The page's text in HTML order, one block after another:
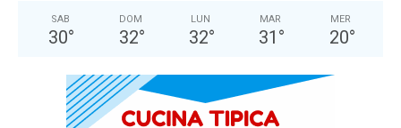
SAB
30°
DOM
32°
LUN
32°
MAR
31 °
MER
20°